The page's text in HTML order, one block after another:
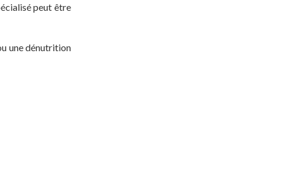
peut être
une dénutrition